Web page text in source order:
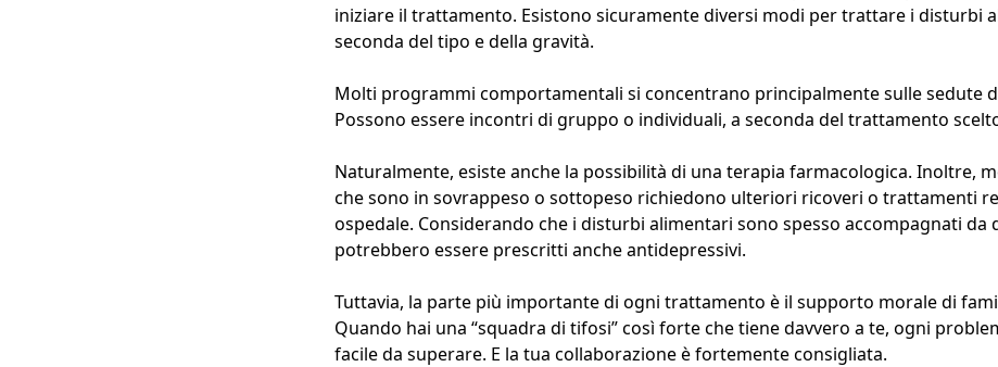
iniziare il trattamento. Esistono sicuramente diversi modi per trattare i disturbi
seconda del tipo e della gravità.
Molti programmi comportamentali si concentrano principalmente sulle sedute
Possono essere incontri di gruppo o individuali, a seconda del trattamento
Naturalmente, esiste anche la possibilità di una terapia farmacologica. Inoltre,
che sono in sovrappeso o sottopeso richiedono ulteriori ricoveri o trattamenti
ospedale. Considerando che i disturbi alimentari sono spesso accompagnati da
potrebbero essere prescritti anche antidepressivi.
Tuttavia, la parte più importante di ogni trattamento è il supporto morale di
Quando hai una “squadra di tifosi” così forte che tiene davvero a te, ogni
facile da superare. E la tua collaborazione è fortemente consigliata.